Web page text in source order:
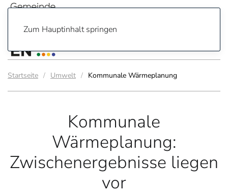
Zum Hauptinhalt springen
Startseite Umwelt Kommunale Wärmeplanung
Kommunale
Wärmeplanung:
Zwischenergebnisse liegen
vor